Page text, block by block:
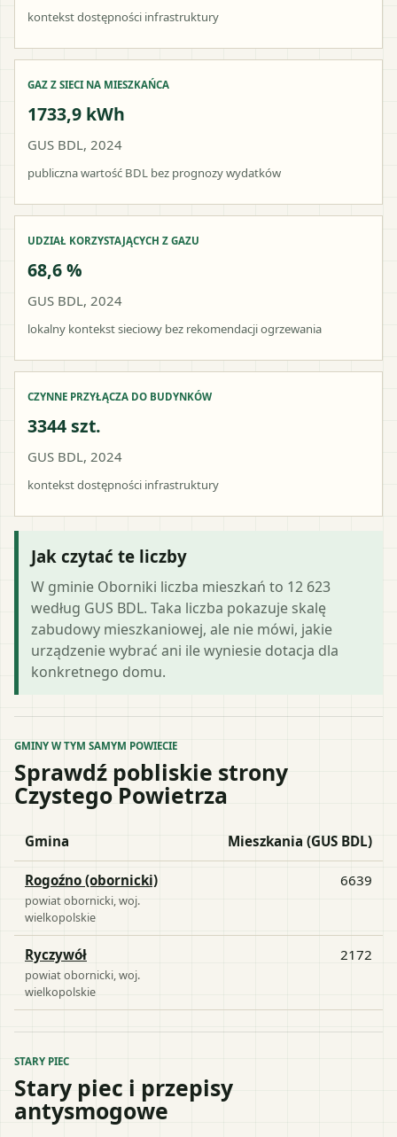
kontekst dostępności infrastruktury
GAZ Z SIECI NA MIESZKAŃCA
1733,9 kWh
GUS BDL, 2024
publiczna wartość BDL bez prognozy wydatków
UDZIAŁ KORZYSTAJĄCYCH Z GAZU
68,6 %
GUS BDL, 2024
lokalny kontekst sieciowy bez rekomendacji ogrzewania
CZYNNE PRZYŁĄCZA DO BUDYNKÓW
3344 szt.
GUS BDL, 2024
kontekst dostępności infrastruktury
Jak czytać te liczby
W gminie Oborniki liczba mieszkań to 12 623
według GUS BDL. Taka liczba pokazuje skalę
zabudowy mieszkaniowej, ale nie mówi, jakie
urządzenie wybrać ani ile wyniesie dotacja dla
konkretnego domu.
GMINY W TYM SAMYM POWIECIE
Sprawdź pobliskie strony
Czystego Powietrza
Gmina Mieszkania (GUS BDL)
Rogoźno (obornicki)
powiatobornicki , woj.
wielkopolskie
6639
Ryczywół
powiatobornicki , woj.
wielkopolskie
2172
STARY PIEC
Stary piec i przepisy
antysmogowe